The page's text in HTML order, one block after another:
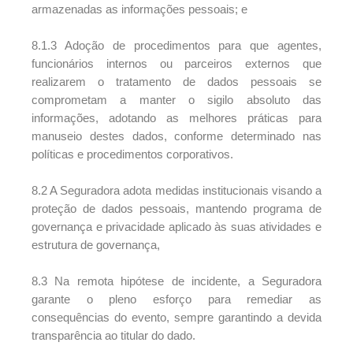
armazenadas as informações pessoais; e
8.1.3 Adoção de procedimentos para que agentes,
funcionários internos ou parceiros externos que
realizarem o tratamento de dados pessoais se
comprometam a manter o sigilo absoluto das
informações, adotando as melhores práticas para
manuseio destes dados, conforme determinado nas
políticas e procedimentos corporativos.
8.2 A Seguradora adota medidas institucionais visando a
proteção de dados pessoais, mantendo programa de
governança e privacidade aplicado às suas atividades e
estrutura de governança,
8.3 Na remota hipótese de incidente, a Seguradora
garante o pleno esforço para remediar as
consequências do evento, sempre garantindo a devida
transparência ao titular do dado.